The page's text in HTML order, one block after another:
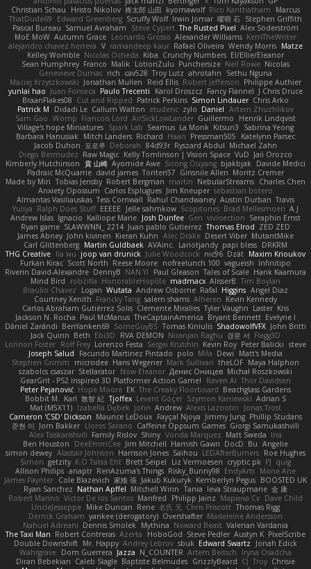
Christian Schau
Hristo Nikolov 将太郎 山田 kyomawolf Rico Kanthatham
Marcus
ThatDude69
Edward Greenberg Scruffy Wolf Irwin Jomar 曜萌 石 Stephen Griffith
Pascal Bureau Samuel Avraham Steve Cypert The Rusted Pixel Alex Söderström
MoE MoW Autumn Grace Leonardo Grosso Alexander Williams KerriTheWriter
alejandro chavez herrera V ramandeep kaur Rafael Oliveira Wendy Morris Matze
Kelley Womble Nicolas Ocheda Kiba Crunchy Numbers El/Ellie/Eleanor
Sean Humphrey Franco Malik LotionZulu Punchersize Neil Rowe Nicolas
Genevieve Dumas rich cav528 Troy Lutz ahrotahn
Sethu Nguna
Maciej Krzyszkowski Jonathan Mullen Reid Ellis Robert Jefferson Philippe Authier
yunlai hao Juan Fonseca Paulo Trecenti Karol Droszcz Fancy Flannel J Chris Druce
BraanFlakes08 Cut and Ripped Patrick Perkins Simon Lindauer Chris Arko
Patrick M
Didadi Le Callum Walton etudenc zylo Daniel Artem Zhuzhlikov
Sam Gao Womp Francois Lord AirSickLowLander Guillermo
Henrik Lindqvist
Village's hope Miniatures Spark Lab Seamus La Monk Kitsun3
Sabrina Yeong
Barbara Hanusiak Mitch Landers Richard Haan Pressman505
Katelynn Parsec
Jacob Duhon 포로루 Deborah 84d93r Ryszard Abdul Michael Zahn
Diego Bermudez Raw Magic Kelly Tomlinson | Vision Space VuD Jaii Orozco
Kimberly Hutchinson 貴 山崎 Ayomide Awe Sicong Ouyang bjakbjak Davide Medici
Padraic McQuarrie david james Toriten57 Ginsnile Allen Moritz Cremer
Made by Miri Tobias Jensby Robert Bergman martin NebularStreams Charles Chen
Anxiety Opossum Carlos Esplugues Jim Kneuper sebastian botero
Almantas Vasiliauskas Tess Cornwall Rahul Chandwaney Austin Durban Travis
Yuliya Ralph Does Stuff EEEEE Jelle sahmkow Scopitones Brad Mellesmoen A J
Andrew Islas Ignacio Kalliope Marie Josh Dunfee Gen viviisection Seraphin Ernst
Ryan game SLAWWNN_ 2214 Juan pablo Gutierrez Thomas Elrod ZED ZED
James Abney John kivinen Kieran Kuhn Alec Drake Desert Viber MutantMike
Carl Glittenberg Martin Guldbaek AVAinc. Lariotjandy papi bless DRKRM
THG Creative lia wu joop van drunick Julie Woodcock nic96 Dzät Maxim Krioukov
Furkan Kirac Scott North Reese Moore nofreelunch 100 vagueish Infinitipo
Riverin David-Alexandre DennyB NAN YI Paul Gleason Tales of Scale Hank Kaamura
Mind Bird
robzilla HonorableHoplite madmacx AlisserB Tim Boylan
Braulio Chavez
Logan Wutata Andrew Osborne Rafal Higgins Angel Diaz
Courtney Xenith Francky Tang salem shams Alheren Kevin Kennedy
Carlos Abraham Gutiérrez Solis Clemente Miralles Tyler Vaughn Laster Kris
Jackson N. Rocha Paul McManus TheCaptainAmerica Bryant Bennett Evelyne I
Dániel Zarándi BenYanken69 SomeGuyBS Tomas Kiniulis ShadowolfVFX John Britti
Jack Quinn Beth Ebi3D RVA DEMON Niranjan Raghu 경문 서 Flagg3D
Lonnon Foster Rolf Frey Lorenzo Festa Sergei Krutihin Kevin Roy Peter Balicki steve
Joseph Salud
Facundo Martinez Pintado polo Mila Dewi
Matt's Media
Stephen Grimm
microdee Hans Wegener Mark Sullivan theLOF Maya Halphon
szabolcs csaszar Stellarator Now Eleanor Денис Оницев Michał Roszkowski
GearGrit - PS2 inspired 3D Platformer Action Game!
Raven Ai Thor Davidsen
Peter Pejanović Hope Moore EK The Creaky Floorboard Beachglass Gardens
Bobbit M. Karl 敦智 紀 Tjoffex Levent Göçer Szymon Kaniewski Adrian S
Mat (M5X11) Izabella Dębek john Andrew Alexis Lazootin
Jonas Trost
Cameron 'CSD' Dickson Maurice LeDoux Fayçal Njoya Jimmy Jung Phillip Studans
준현 이 Jorn Bakker Lloros Sarano Caffeine Oppsum Games Giorgi Samukashvili
Alex Tsiskarishvili Family Rislov Shiny Vonda Marquez Matt Sweda Ina
Ben Houston
DeeEmmCee Jim Mitchell Hamish Gawn DocD Bu Angelie
simon dewey Alastair Johnson Harrison Jones Saihou LEDAfterBurners Roe Hughes
Simon getzity K.O Tsitra Eht Brett Seipel Liz Vermoesen cryptic pk PJ quig
Allison Philips anaptr RenAzuma's Things Risky_Bunny98 EndyArts Mone Ane
James Paynter Cole Blazevich 家維 張 Jakub Kukuryk Kemberlyn Pegus BOOSTED UK
Ryan Sanchez Nathan Apffel Mitchell Winn Tania Ieva Straupmane 金 康
Robert Marino Victor De los Santos Manfred Philipp Jainz Марина Ск Dave Child
UncleJesseppe Mike Duncan Rene 名氏 无 Chris Priscott Thomas Rigg
Derrick Graham yankee (derogatory) Overshafter Madeleine Andersson
Nahuel Adreani Dennis Smolek Mythina Noward Beast Valerian Vardania
The Taxi Man Robert Contreras Azerta HoboGod Steve Pedler Austyn K PixelScribe
Double Downshift Mr. Happy Andrey Lebrov sbuk Edward Swartz
Jonah Edick
Wahrgrave Dom Guerrera Jazza N_COUNTER Artem Beitsch
Iryna Osadcha
Diran Bebekian Caleb Slagle Baptiste Belmudes GrizzlyBeard CJ Troy Chrisie